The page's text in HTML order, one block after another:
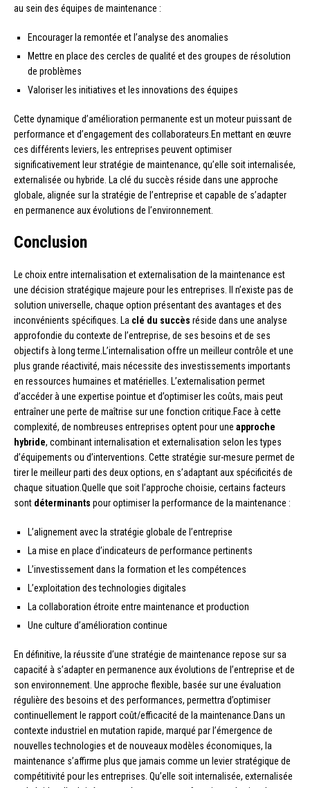
au sein des équipes de maintenance :
Encourager la remontée et l’analyse des anomalies
Mettre en place des cercles de qualité et des groupes de résolution
de problèmes
Valoriser les initiatives et les innovations des équipes
Cette dynamique d’amélioration permanente est un moteur puissant de
performance et d’engagement des collaborateurs.En mettant en œuvre
ces différents leviers, les entreprises peuvent optimiser
significativement leur stratégie de maintenance, qu’elle soit internalisée,
externalisée ou hybride. La clé du succès réside dans une approche
globale, alignée sur la stratégie de l’entreprise et capable de s’adapter
en permanence aux évolutions de l’environnement.
Conclusion
Le choix entre internalisation et externalisation de la maintenance est
une décision stratégique majeure pour les entreprises. Il n’existe pas de
solution universelle, chaque option présentant des avantages et des
inconvénients spécifiques. La clé du succès réside dans une analyse
approfondie du contexte de l’entreprise, de ses besoins et de ses
objectifs à long terme.L’internalisation offre un meilleur contrôle et une
plus grande réactivité, mais nécessite des investissements importants
en ressources humaines et matérielles. L’externalisation permet
d’accéder à une expertise pointue et d’optimiser les coûts, mais peut
entraîner une perte de maîtrise sur une fonction critique.Face à cette
complexité, de nombreuses entreprises optent pour une approche
hybride, combinant internalisation et externalisation selon les types
d’équipements ou d’interventions. Cette stratégie sur-mesure permet de
tirer le meilleur parti des deux options, en s’adaptant aux spécificités de
chaque situation.Quelle que soit l’approche choisie, certains facteurs
sont déterminants pour optimiser la performance de la maintenance :
L’alignement avec la stratégie globale de l’entreprise
La mise en place d’indicateurs de performance pertinents
L’investissement dans la formation et les compétences
L’exploitation des technologies digitales
La collaboration étroite entre maintenance et production
Une culture d’amélioration continue
En définitive, la réussite d’une stratégie de maintenance repose sur sa
capacité à s’adapter en permanence aux évolutions de l’entreprise et de
son environnement. Une approche flexible, basée sur une évaluation
régulière des besoins et des performances, permettra d’optimiser
continuellement le rapport coût/efficacité de la maintenance.Dans un
contexte industriel en mutation rapide, marqué par l’émergence de
nouvelles technologies et de nouveaux modèles économiques, la
maintenance s’affirme plus que jamais comme un levier stratégique de
compétitivité pour les entreprises. Qu’elle soit internalisée, externalisée